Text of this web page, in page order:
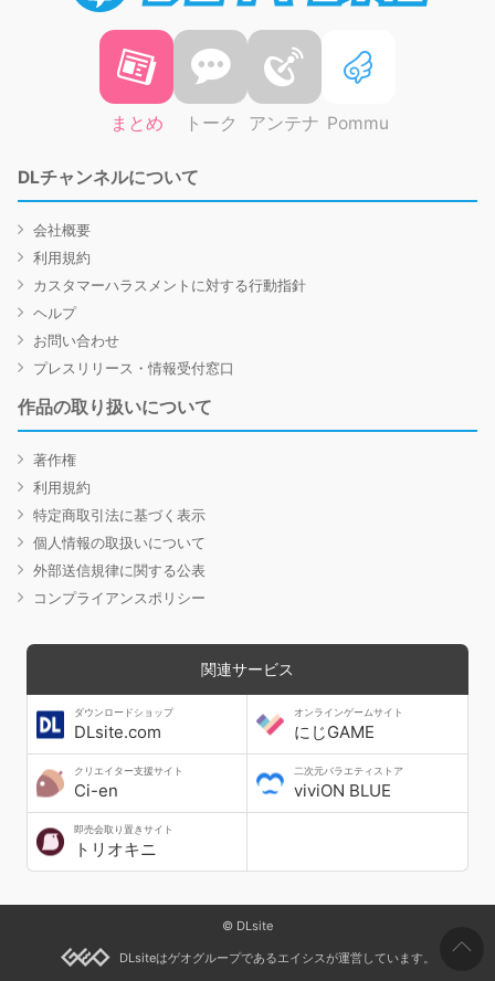
まとめ トーク アンテナ Pommu
DLチャンネルについて
会社概要
利用規約
カスタマーハラスメントに対する行動指針
ヘルプ
お問い合わせ
プレスリリース・情報受付窓口
作品の取り扱いについて
著作権
利用規約
特定商取引法に基づく表示
個人情報の取扱いについて
外部送信規律に関する公表
コンプライアンスポリシー
関連サービス
ダウンロードショップ
DLsite.com
オンラインゲームサイト
にじGAME
クリエイター支援サイト
Ci-en
二次元バラエティストア
viviON BLUE
即売会取り置きサイト
トリオキニ
© DLsite
DLsiteはゲオグループであるエイシスが運営しています。